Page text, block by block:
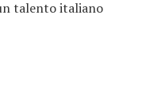
talento italiano